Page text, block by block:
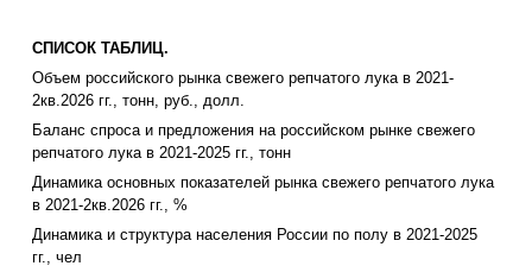
СПИСОК ТАБЛИЦ.
Объем российского рынка свежего репчатого лука в 2021-
2кв.2026 гг., тонн, руб., долл.
Баланс спроса и предложения на российском рынке свежего
репчатого лука в 2021-2025 гг., тонн
Динамика основных показателей рынка свежего репчатого лука
в 2021-2кв.2026 гг., %
Динамика и структура населения России по полу в 2021-2025
гг., чел